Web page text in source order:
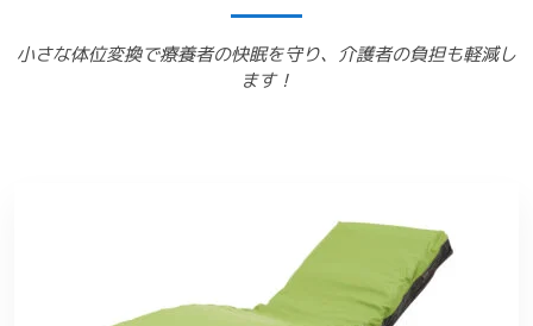
小さな体位変換で療養者の快眠を守り、介護者の負担も軽減し
ます！